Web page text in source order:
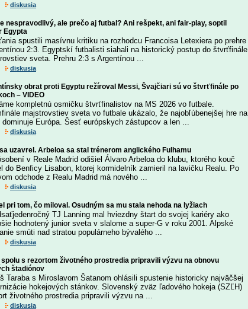
diskusia
nespravodlivý, ale prečo aj futbal? Ani rešpekt, ani fair-play, soptil
Egypta
spustili masívnu kritiku na rozhodcu Francoisa Letexiera po prehre
2:3. Egyptskí futbalisti siahali na historický postup do štvrťfinále
sveta. Prehru 2:3 s Argentínou ...
diskusia
obrat proti Egyptu režíroval Messi, Švajčiari sú vo štvrťfinále po
– VIDEO
kompletnú osmičku štvrťfinalistov na MS 2026 vo futbale.
majstrovstiev sveta vo futbale ukázalo, že najobľúbenejšej hre na
dominuje Európa. Šesť európskych zástupcov a len ...
diskusia
uzavrel. Arbeloa sa stal trénerom anglického Fulhamu
v Reale Madrid odišiel Álvaro Arbeloa do klubu, ktorého kouč
do Benficy Lisabon, ktorej kormidelník zamieril na lavičku Realu. Po
odchode z Realu Madrid má nového ...
diskusia
pri tom, čo miloval. Osudným sa mu stala nehoda na lyžiach
TJ Lanning mal hviezdny štart do svojej kariéry ako
hodnotený junior sveta v slalome a super-G v roku 2001. Alpské
smúti nad stratou populárneho bývalého ...
diskusia
spolu s rezortom životného prostredia pripravili výzvu na obnovu
štadiónov
Taraba s Miroslavom Šatanom ohlásili spustenie historicky najväčšej
hokejových stánkov. Slovenský zväz ľadového hokeja (SZĽH)
životného prostredia pripravili výzvu na ...
diskusia